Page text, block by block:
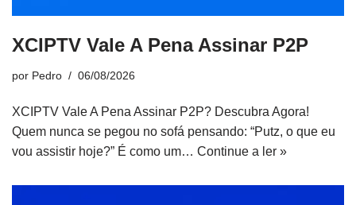
XCIPTV Vale A Pena Assinar P2P
por Pedro 06/08/2026
XCIPTV Vale A Pena Assinar P2P? Descubra Agora!
Quem nunca se pegou no sofá pensando: “Putz, o que eu
vou assistir hoje?” É como um… Continue a ler »